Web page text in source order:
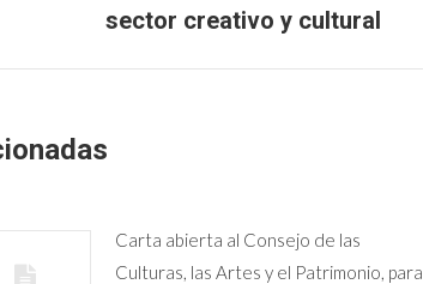
sector creativo y cultural
Carta abierta al Consejo de las
Culturas, las Artes y el Patrimonio, para